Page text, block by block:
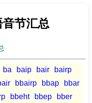
音节汇总
ba baip bair
bairp
bbairp bbap
bbar
bbeht bbep
bber